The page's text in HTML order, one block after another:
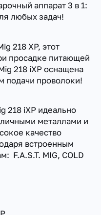
аппарат 3 в 1:
любых задач!
218 XP, этот
просадке питающей
218 iXP оснащена
подачи проволоки!
218 iXP идеально
металлами и
качество
встроенным
F.A.S.T. MIG, COLD